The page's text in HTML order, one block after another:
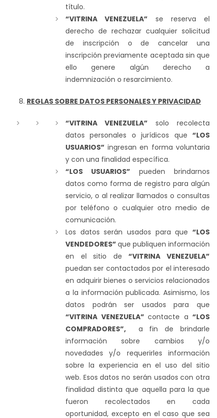
título.
“VITRINA VENEZUELA” se reserva el
derecho de rechazar cualquier solicitud
de inscripción o de cancelar una
inscripción previamente aceptada sin que
ello genere algún derecho a
indemnización o resarcimiento.
REGLAS SOBRE DATOS PERSONALES Y PRIVACIDAD
“VITRINA VENEZUELA” solo recolecta
datos personales o jurídicos que “LOS
USUARIOS” ingresan en forma voluntaria
y con una finalidad específica.
“LOS USUARIOS” pueden brindarnos
datos como forma de registro para algún
servicio, o al realizar llamados o consultas
por teléfono o cualquier otro medio de
comunicación.
Los datos serán usados para que “LOS
VENDEDORES” que publiquen información
en el sitio de“VITRINA VENEZUELA”
puedan ser contactados por el interesado
en adquirir bienes o servicios relacionados
a la información publicada. Asimismo, los
datos podrán ser usados para que
“VITRINA VENEZUELA” contacte a “LOS
COMPRADORES”, a fin de brindarle
información sobre cambios y/o
novedades y/o requerirles información
sobre la experiencia en el uso del sitio
web. Esos datos no serán usados con otra
finalidad distinta que aquella para la que
fueron recolectados en cada
oportunidad, excepto en el caso que sea